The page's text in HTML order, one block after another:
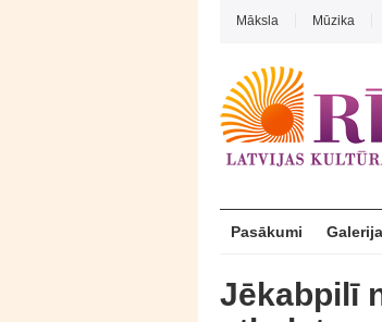
Māksla Mūzika
Pasākumi Galerija
Jēkabpilī